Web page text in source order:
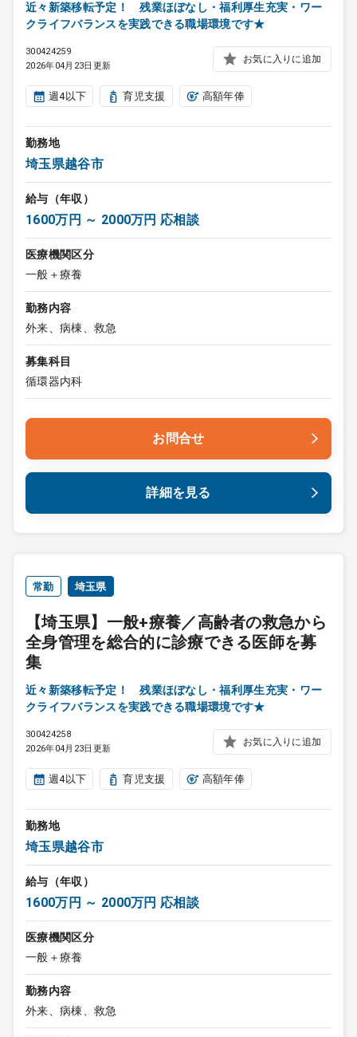
近々新築移転予定！ 残業ほぼなし・福利厚生充実・ワー
クライフバランスを実践できる職場環境です★
300424259
2026年04月23日更新
お気に入りに追加
週4以下 育児支援 高額年俸
勤務地
埼玉県越谷市
給与（年収）
1600万円 ～ 2000万円 応相談
医療機関区分
一般＋療養
勤務内容
外来、病棟、救急
募集科目
循環器内科
お問合せ
詳細を見る
常勤 埼玉県
【埼玉県】一般+療養／高齢者の救急から
全身管理を総合的に診療できる医師を募
集
近々新築移転予定！ 残業ほぼなし・福利厚生充実・ワー
クライフバランスを実践できる職場環境です★
300424258
2026年04月23日更新
お気に入りに追加
週4以下 育児支援 高額年俸
勤務地
埼玉県越谷市
給与（年収）
1600万円 ～ 2000万円 応相談
医療機関区分
一般＋療養
勤務内容
外来、病棟、救急